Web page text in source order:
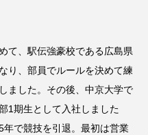
て、駅伝強豪校である広島県
り、部員でルールを決めて練
ました。その後、中京大学で
1期生として入社しました
で競技を引退。最初は営業